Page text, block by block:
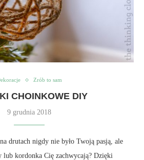
Zrób to sam
CHOINKOWE DIY
9 grudnia 2018
drutach nigdy nie było Twoją pasją, ale
lub kordonka Cię zachwycają? Dzięki